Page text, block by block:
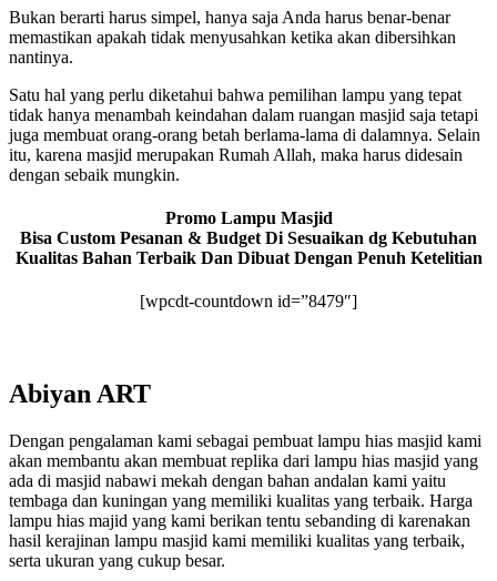
Bukan berarti harus simpel, hanya saja Anda harus benar-benar
memastikan apakah tidak menyusahkan ketika akan dibersihkan
nantinya.
Satu hal yang perlu diketahui bahwa pemilihan lampu yang tepat
tidak hanya menambah keindahan dalam ruangan masjid saja tetapi
juga membuat orang-orang betah berlama-lama di dalamnya. Selain
itu, karena masjid merupakan Rumah Allah, maka harus didesain
dengan sebaik mungkin.
Promo Lampu Masjid
Bisa Custom Pesanan & Budget Di Sesuaikan dg Kebutuhan
Kualitas Bahan Terbaik Dan Dibuat Dengan Penuh Ketelitian
[wpcdt-countdown id=”8479″]
Abiyan ART
Dengan pengalaman kami sebagai pembuat lampu hias masjid kami
akan membantu akan membuat replika dari lampu hias masjid yang
ada di masjid nabawi mekah dengan bahan andalan kami yaitu
tembaga dan kuningan yang memiliki kualitas yang terbaik. Harga
lampu hias majid yang kami berikan tentu sebanding di karenakan
hasil kerajinan lampu masjid kami memiliki kualitas yang terbaik,
serta ukuran yang cukup besar.